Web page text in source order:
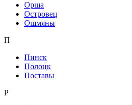
Орша
Островец
Ошмяны
П
Пинск
Полоцк
Поставы
Р